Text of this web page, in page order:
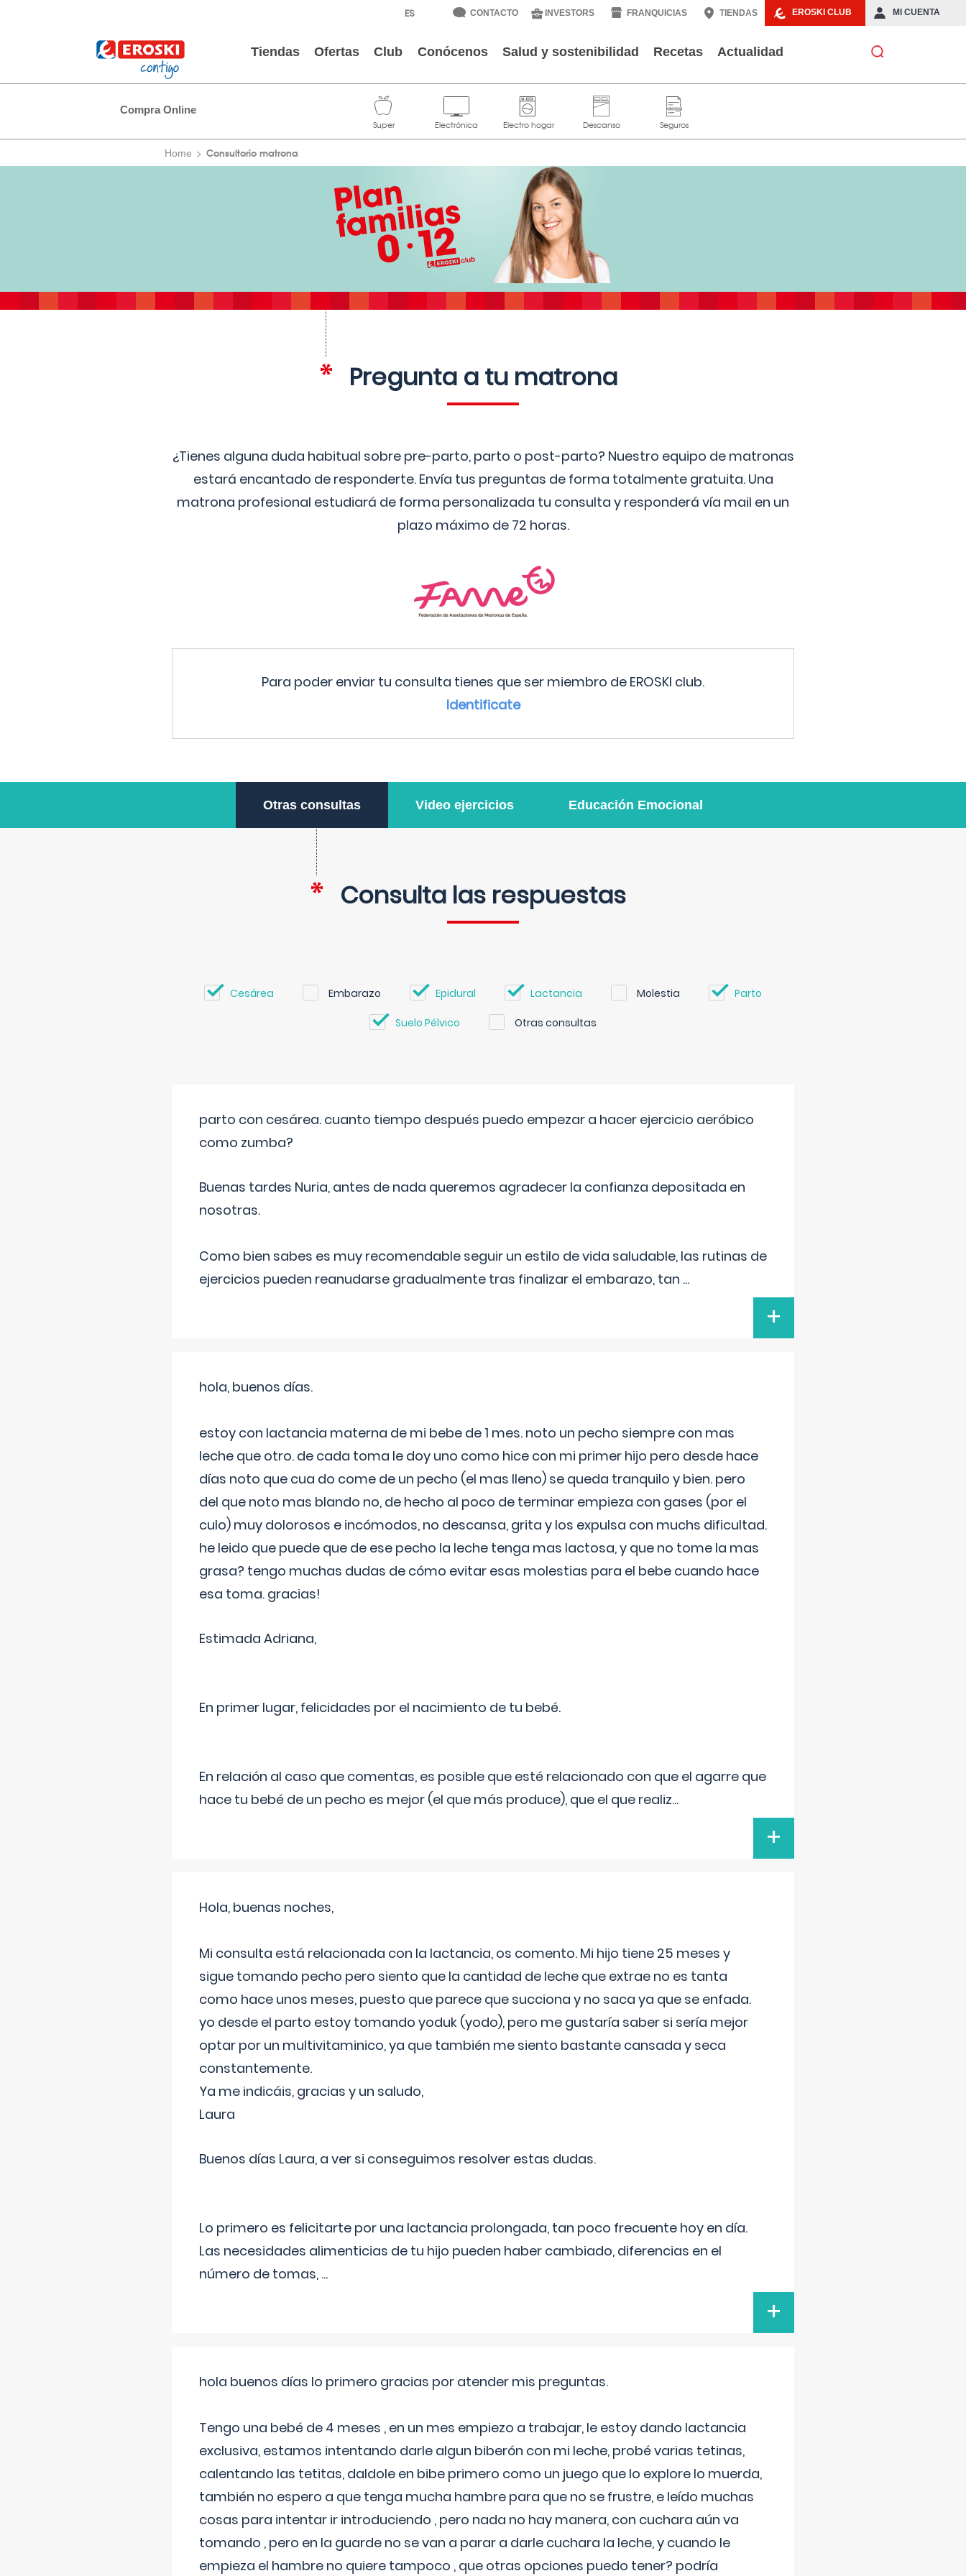
EROSKI CLUB MI CUENTA
CONTACTO INVESTORS FRANQUICIAS TIENDAS
Tiendas Ofertas Club Conócenos Salud y sostenibilidad Recetas Actualidad
Compra Online
Home Consultorio matrona
Pregunta a tu matrona
¿Tienes alguna duda habitual sobre pre-parto, parto o post-parto? Nuestro equipo de matronas
estará encantado de responderte. Envía tus preguntas de forma totalmente gratuita. Una
matrona profesional estudiará de forma personalizada tu consulta y responderá vía mail en un
plazo máximo de 72 horas.
Para poder enviar tu consulta tienes que ser miembro de EROSKI club.
Identificate
Otras consultas Video ejercicios Educación Emocional
Consulta las respuestas
Cesárea Embarazo Epidural Lactancia Molestia Parto
Suelo Pélvico Otras consultas
parto con cesárea. cuanto tiempo después puedo empezar a hacer ejercicio aeróbico
como zumba?
Buenas tardes Nuria, antes de nada queremos agradecer la confianza depositada en
nosotras.
Como bien sabes es muy recomendable seguir un estilo de vida saludable, las rutinas de
ejercicios pueden reanudarse gradualmente tras finalizar el embarazo, tan ...
+
hola, buenos días.
estoy con lactancia materna de mi bebe de 1 mes. noto un pecho siempre con mas
leche que otro. de cada toma le doy uno como hice con mi primer hijo pero desde hace
días noto que cua do come de un pecho (el mas lleno) se queda tranquilo y bien. pero
del que noto mas blando no, de hecho al poco de terminar empieza con gases (por el
culo) muy dolorosos e incómodos, no descansa, grita y los expulsa con muchs dificultad.
he leido que puede que de ese pecho la leche tenga mas lactosa, y que no tome la mas
grasa? tengo muchas dudas de cómo evitar esas molestias para el bebe cuando hace
esa toma. gracias!
Estimada Adriana,
En primer lugar, felicidades por el nacimiento de tu bebé.
En relación al caso que comentas, es posible que esté relacionado con que el agarre que
hace tu bebé de un pecho es mejor (el que más produce), que el que realiz...
+
Hola, buenas noches,
Mi consulta está relacionada con la lactancia, os comento. Mi hijo tiene 25 meses y
sigue tomando pecho pero siento que la cantidad de leche que extrae no es tanta
como hace unos meses, puesto que parece que succiona y no saca ya que se enfada.
yo desde el parto estoy tomando yoduk (yodo), pero me gustaría saber si sería mejor
optar por un multivitaminico, ya que también me siento bastante cansada y seca
constantemente.
Ya me indicáis, gracias y un saludo,
Laura
Buenos días Laura, a ver si conseguimos resolver estas dudas.
Lo primero es felicitarte por una lactancia prolongada, tan poco frecuente hoy en día.
Las necesidades alimenticias de tu hijo pueden haber cambiado, diferencias en el
número de tomas, ...
+
hola buenos días lo primero gracias por atender mis preguntas.
Tengo una bebé de 4 meses , en un mes empiezo a trabajar, le estoy dando lactancia
exclusiva, estamos intentando darle algun biberón con mi leche, probé varias tetinas,
calentando las tetitas, daldole en bibe primero como un juego que lo explore lo muerda,
también no espero a que tenga mucha hambre para que no se frustre, e leído muchas
cosas para intentar ir introduciendo , pero nada no hay manera, con cuchara aún va
tomando , pero en la guarde no se van a parar a darle cuchara la leche, y cuando le
empieza el hambre no quiere tampoco , que otras opciones puedo tener? podría